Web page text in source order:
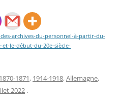
archives-du-personnel-à-partir-du-
le-début-du-20e-siècle-
1870-1871, 1914-1918,Allemagne,
2022 .